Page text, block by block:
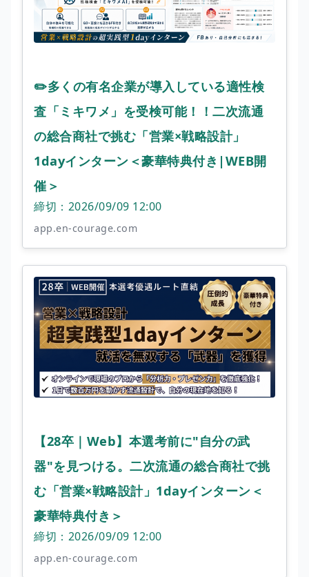
✏️多くの有名企業が導入している適性検
査「ミキワメ」を受検可能！！二次流通
の総合商社で挑む「営業×戦略設計」
1dayインターン＜豪華特典付き|WEB開
催＞
締切：2026/09/09 12:00
app.en-courage.com
【28卒｜Web】本選考前に"自分の武
器"を見つける。二次流通の総合商社で挑
む「営業×戦略設計」1dayインターン＜
豪華特典付き＞
締切：2026/09/09 12:00
app.en-courage.com